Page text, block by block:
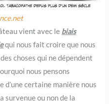
vient avec le biais
qui nous fait croire que nous
choses qui ne dépendent
nous pensons
d’une certaine manière nous
survenue ou non de la